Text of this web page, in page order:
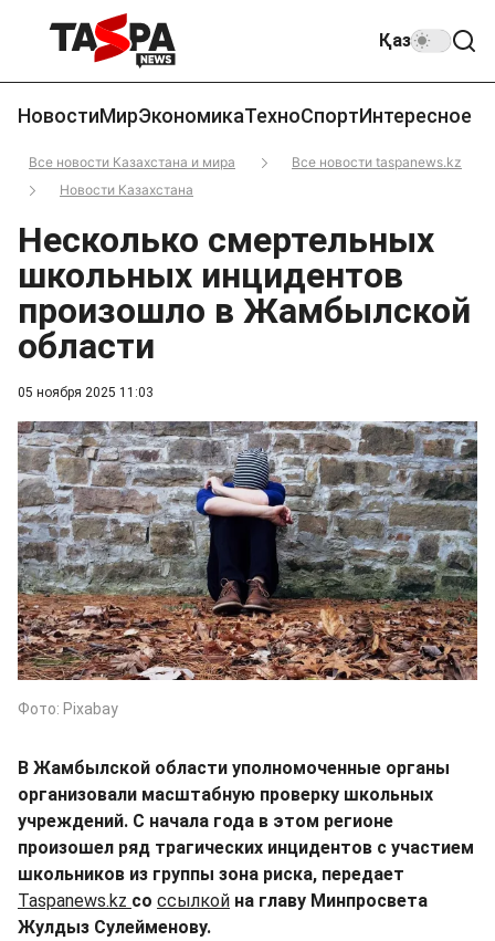
Қаз
НовостиМирЭкономикаТехноСпортИнтересное
Все новости Казахстана и мира
Все новости taspanews.kz
Новости Казахстана
05 ноября 2025 11:03
Несколько смертельных
школьных инцидентов
произошло в Жамбылской
области
Фото: Pixabay
В Жамбылской области уполномоченные органы
организовали масштабную проверку школьных
учреждений. С начала года в этом регионе
произошел ряд трагических инцидентов с участием
школьников из группы зона риска, передает
Taspanews.kz со ссылкой на главу Минпросвета
Жулдыз Сулейменову.